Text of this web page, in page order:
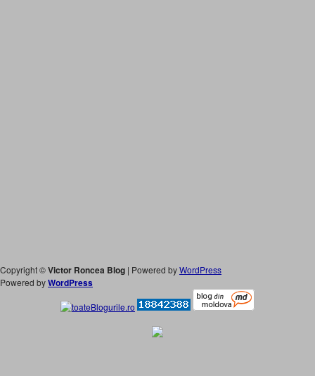
Copyright ©Victor Roncea Blog | Powered byWordPress
Powered byWordPress